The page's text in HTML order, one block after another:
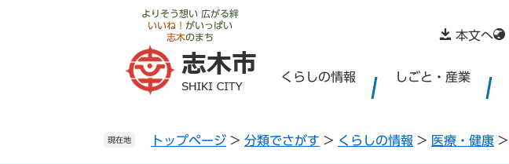
よりそう想い 広がる絆
いいね！ がいっぱい
志木のまち 本文へ
くらしの情報 しごと・産業
現在地 トップページ > 分類でさがす > くらしの情報 > 医療・健康 >